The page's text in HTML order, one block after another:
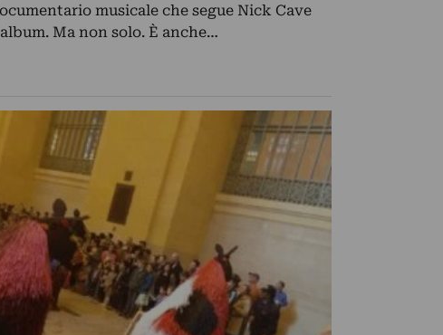
musicale che segue Nick Cave
Ma non solo. È anche…